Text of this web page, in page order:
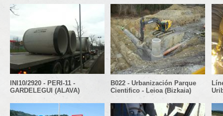
INI10/2920 - PERI-11 -
GARDELEGUI (ALAVA)
B022 - Urbanización Parque
Cientifico - Leioa (Bizkaia)